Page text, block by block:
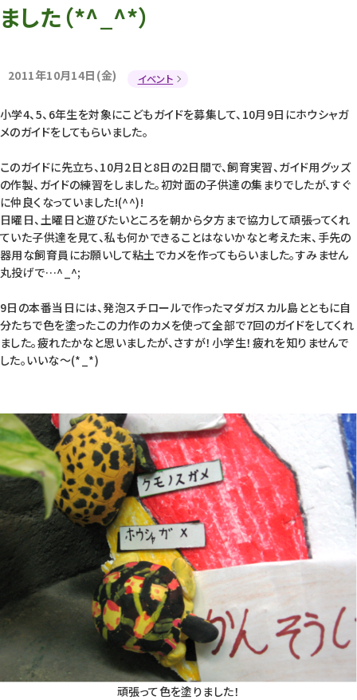
ました（*^_^*）
2011年10月14日(金) イベント
小学4、5、6年生を対象にこどもガイドを募集して、10月9日にホウシャガ
メのガイドをしてもらいました。
このガイドに先立ち、10月2日と8日の2日間で、飼育実習、ガイド用グッズ
の作製、ガイドの練習をしました。初対面の子供達の集まりでしたが、すぐ
に仲良くなっていました!(^^)!
日曜日、土曜日と遊びたいところを朝から夕方まで協力して頑張ってくれ
ていた子供達を見て、私も何かできることはないかなと考えた末、手先の
器用な飼育員にお願いして粘土でカメを作ってもらいました。すみません
丸投げで…^_^;
9日の本番当日には、発泡スチロールで作ったマダガスカル島とともに自
分たちで色を塗ったこの力作のカメを使って全部で7回のガイドをしてくれ
ました。疲れたかなと思いましたが、さすが！小学生！疲れを知りませんで
した。いいな〜(*_*)
頑張って色を塗りました！